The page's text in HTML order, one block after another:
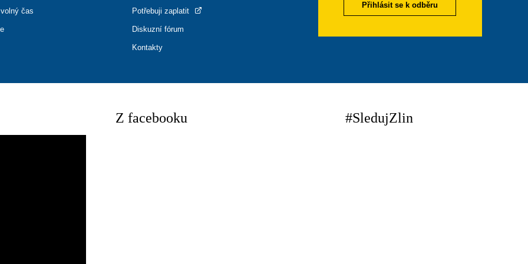
čas Potřebuji zaplatit
Diskuzní fórum
Kontakty
Přihlásit se k odběru
Z facebooku #SledujZlin